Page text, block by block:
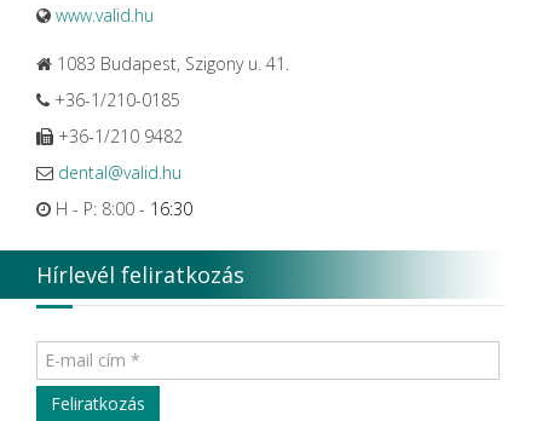
www.valid.hu
1083 Budapest, Szigony u. 41.
+36-1/210-0185
+36-1/210 9482
dental@valid.hu
H - P: 8:00 - 16:30
Hírlevél feliratkozás